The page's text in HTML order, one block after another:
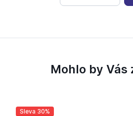
Mohlo by Vás
Sleva 30%